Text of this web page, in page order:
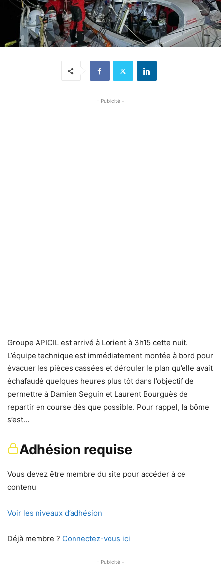
- Publicité -
Groupe APICIL est arrivé à Lorient à 3h15 cette nuit.
L’équipe technique est immédiatement montée à bord pour
évacuer les pièces cassées et dérouler le plan qu’elle avait
échafaudé quelques heures plus tôt dans l’objectif de
permettre à Damien Seguin et Laurent Bourguès de
repartir en course dès que possible. Pour rappel, la bôme
s’est…
Adhésion requise
Vous devez être membre du site pour accéder à ce
contenu.
Voir les niveaux d’adhésion
Déjà membre ? Connectez-vous ici
- Publicité -